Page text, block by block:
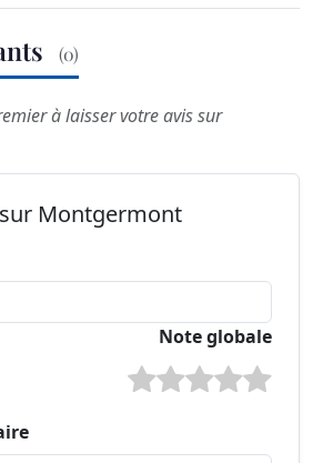
(0)
à laisser votre avis sur
Montgermont
Note globale